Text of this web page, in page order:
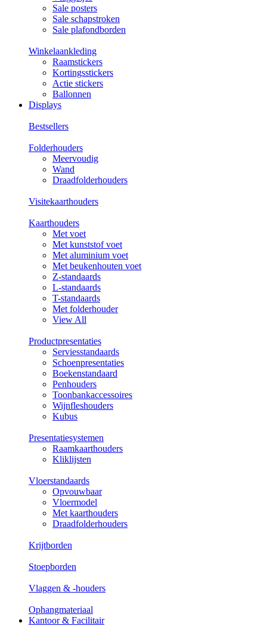
Sale posters
Sale schapstroken
Sale plafondborden
Winkelaankleding
Raamstickers
Kortingsstickers
Actie stickers
Ballonnen
Displays
Bestsellers
Folderhouders
Meervoudig
Wand
Draadfolderhouders
Visitekaarthouders
Kaarthouders
Met voet
Met kunststof voet
Met aluminium voet
Met beukenhouten voet
Z-standaards
L-standaards
T-standaards
Met folderhouder
View All
Productpresentaties
Serviesstandaards
Schoenpresentaties
Boekenstandaard
Penhouders
Toonbankaccessoires
Wijnfleshouders
Kubus
Presentatiesystemen
Raamkaarthouders
Kliklijsten
Vloerstandaards
Opvouwbaar
Vloermodel
Met kaarthouders
Draadfolderhouders
Krijtborden
Stoepborden
Vlaggen & -houders
Ophangmateriaal
Kantoor & Facilitair